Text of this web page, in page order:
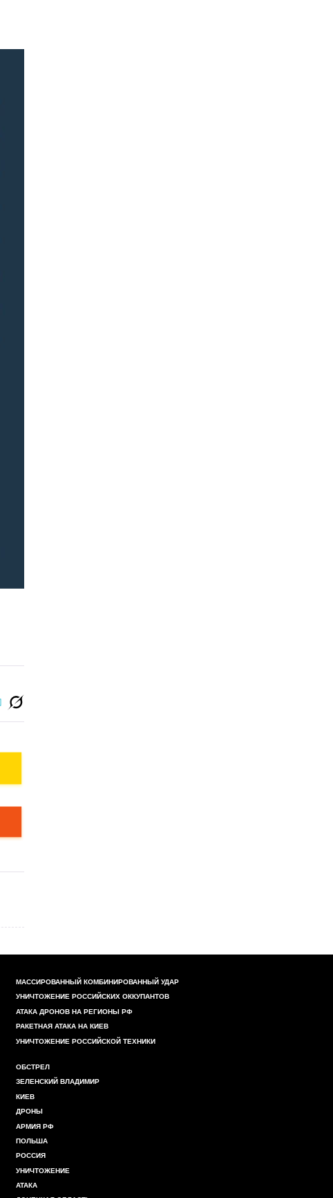
МАССИРОВАННЫЙ КОМБИНИРОВАННЫЙ УДАР
УНИЧТОЖЕНИЕ РОССИЙСКИХ ОККУПАНТОВ
АТАКА ДРОНОВ НА РЕГИОНЫ РФ
РАКЕТНАЯ АТАКА НА КИЕВ
УНИЧТОЖЕНИЕ РОССИЙСКОЙ ТЕХНИКИ
ОБСТРЕЛ
ЗЕЛЕНСКИЙ ВЛАДИМИР
КИЕВ
ДРОНЫ
АРМИЯ РФ
ПОЛЬША
РОССИЯ
УНИЧТОЖЕНИЕ
АТАКА